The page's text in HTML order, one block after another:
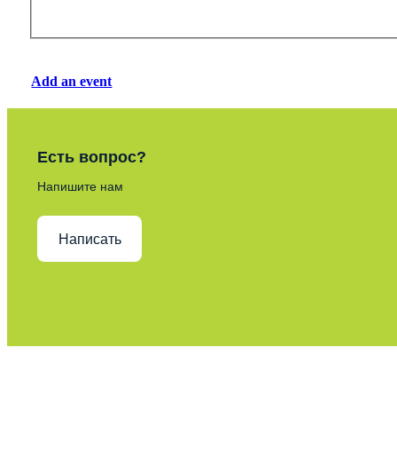
Add an event
Есть вопрос?
Напишите нам
Написать